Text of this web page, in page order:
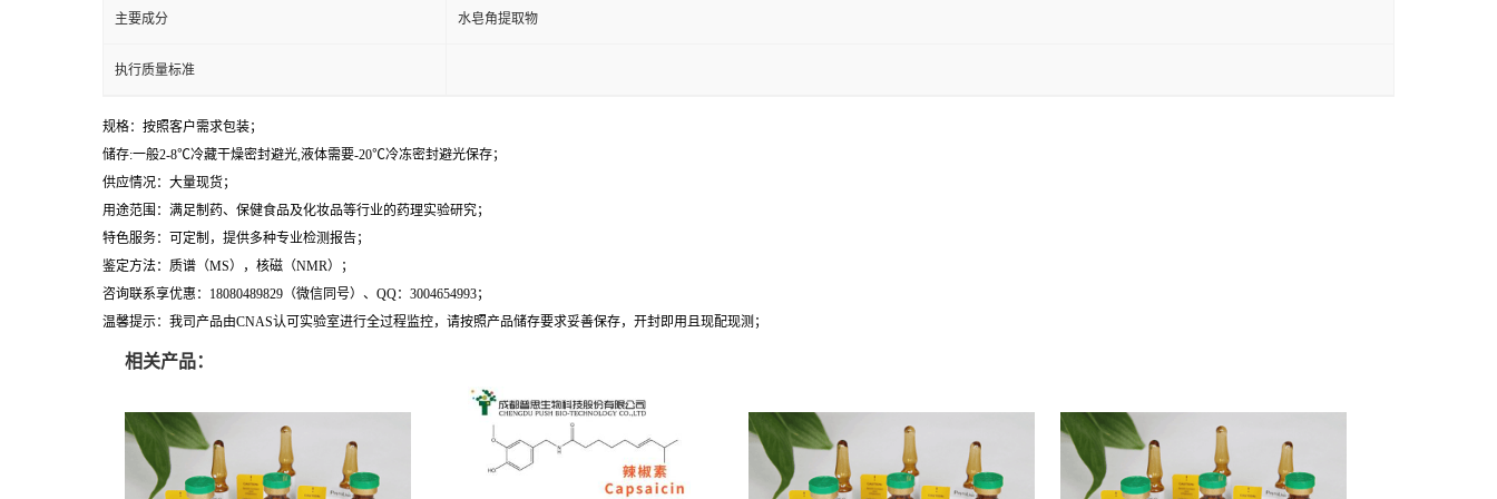
主要成分 水皂角提取物
执行质量标准
规格：按照客户需求包装；
储存:一般2-8℃冷藏干燥密封避光,液体需要-20℃冷冻密封避光保存；
供应情况：大量现货；
用途范围：满足制药、保健食品及化妆品等行业的药理实验研究；
特色服务：可定制，提供多种专业检测报告；
鉴定方法：质谱（MS），核磁（NMR）；
咨询联系享优惠：18080489829（微信同号）、QQ：3004654993；
温馨提示：我司产品由CNAS认可实验室进行全过程监控，请按照产品储存要求妥善保存，开封即用且现配现测；
相关产品：